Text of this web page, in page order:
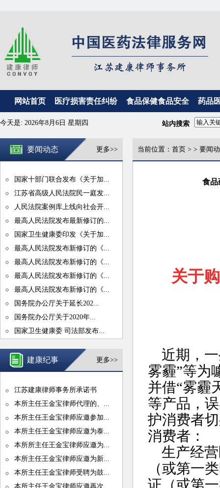
网站首页 医疗损害责任纠纷 食品保健食品安全 药品
今天是: 2026年8月6日 星期四 站内搜索
要闻动态 更多>>
国家十部门联合发布《关于加...
江苏省高级人民法院民一庭发...
人民法院案例库上线向社会开...
最高人民法院发布最新修订的...
国家卫生健康委印发《关于加...
最高人民法院发布新修订的《...
最高人民法院发布新修订的《...
最高人民法院发布新修订的《...
最高人民法院发布新修订的《...
国务院办公厅关于延长202...
国务院办公厅关于2020年...
国家卫生健康委 司法部发布...
建康纪事 更多>>
江苏建康律师事务所承诺书
本所主任王金宝律师代理的、...
本所主任王金宝律师应邀参加...
本所主任王金宝律师应邀为泰...
本所所主任王金宝律师应邀为...
本所主任王金宝律师应邀为新...
本所主任王金宝律师受聘为鼓...
本所主任王金宝律师应邀再次...
当前位置： 首页 > > 要闻
食品
关于
近期，一
雾霾”等为
并借“雾霾
等产品，
护消费者
消费者：
生产经营
（或第一
证（或第